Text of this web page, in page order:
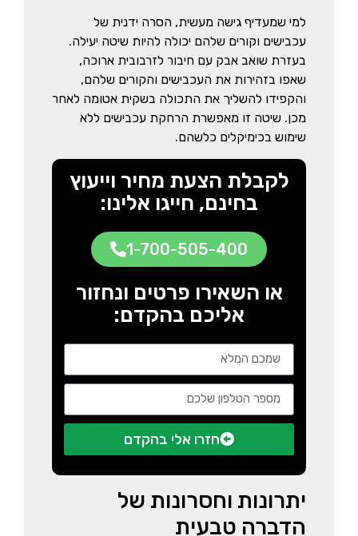
למי שמעדיף גישה מעשית, הסרה ידנית של
עכבישים וקורים שלהם יכולה להיות שיטה יעילה.
בעזרת שואב אבק עם חיבור לזרבובית ארוכה,
שאפו בזהירות את העכבישים והקורים שלהם,
והקפידו להשליך את התכולה בשקית אטומה לאחר
מכן. שיטה זו מאפשרת הרחקת עכבישים ללא
שימוש בכימיקלים כלשהם.
לקבלת הצעת מחיר וייעוץ
בחינם, חייגו אלינו:
1-700-505-400
או השאירו פרטים ונחזור
אליכם בהקדם:
חזרו אלי בהקדם
יתרונות וחסרונות של
הדברה טבעית